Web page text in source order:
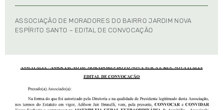
ASSOCIAÇÃO DE MORADORES DO BAIRRO JARDIM NOVA
ESPÍRITO SANTO – EDITAL DE CONVOCAÇÃO